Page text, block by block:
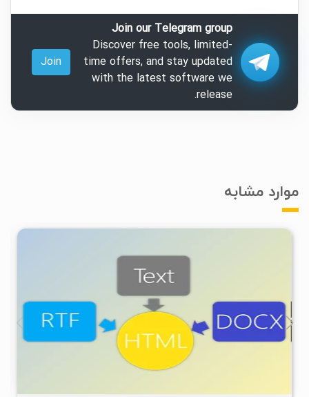
Join our Telegram group
Discover free tools, limited-
time offers, and stay updated
with the latest software we
release.
Join
موارد مشابه
۴/۱۶K ۱